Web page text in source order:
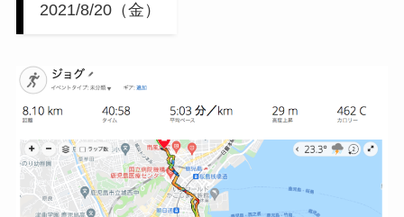
2021/8/20（金）